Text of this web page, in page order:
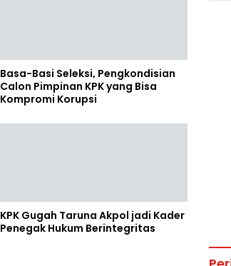
Basa-Basi Seleksi, Pengkondisian
Calon Pimpinan KPK yang Bisa
Kompromi Korupsi
KPK Gugah Taruna Akpol jadi Kader
Penegak Hukum Berintegritas